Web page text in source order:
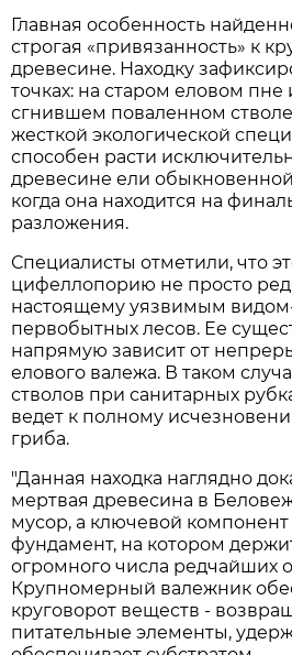
Главная особенность
строгая «привязанность» к
древесине. Находку
точках: на старом еловом пне
сгнившем поваленном
жесткой экологической
способен расти
древесине ели обыкновенной
когда она находится на
разложения.
Специалисты отметили, что
цифеллопорию не просто
настоящему уязвимым
первобытных лесов. Ее
напрямую зависит от
елового валежа. В таком
стволов при санитарных
ведет к полному
гриба.
"Данная находка наглядно
мертвая древесина в
мусор, а ключевой
фундамент, на котором
огромного числа редчайших
Крупномерный валежник
круговорот веществ -
питательные элементы,